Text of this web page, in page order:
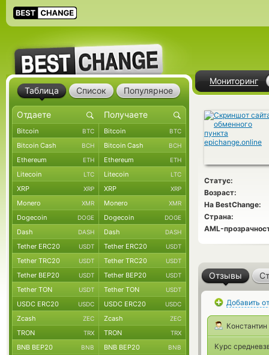
Мониторинг
Статус:
Возраст:
На BestChange:
Страна:
AML-
Отзывы
Добавить
Константин
Курс
Таблица Список Популярное
Bitcoin BTC Bitcoin BTC
Bitcoin Cash BCH Bitcoin Cash BCH
Ethereum ETH Ethereum ETH
Litecoin LTC Litecoin LTC
XRP XRP XRP XRP
Monero XMR Monero XMR
Dogecoin DOGE Dogecoin DOGE
Dash DASH Dash DASH
Tether ERC20 USDT Tether ERC20 USDT
Tether TRC20 USDT Tether TRC20 USDT
Tether BEP20 USDT Tether BEP20 USDT
Tether TON USDT Tether TON USDT
USDC ERC20 USDC USDC ERC20 USDC
Zcash ZEC Zcash ZEC
TRON TRX TRON TRX
BNB BEP20 BNB BNB BEP20 BNB